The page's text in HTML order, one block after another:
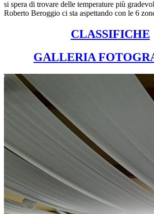
si spera di trovare delle temperature più
Roberto Beroggio ci sta aspettando con le 6
CLASSIFICHE
GALLERIA